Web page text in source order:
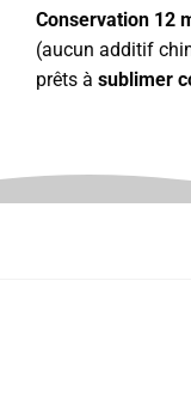
Conservation 12
(aucun additif
prêts à sublimer